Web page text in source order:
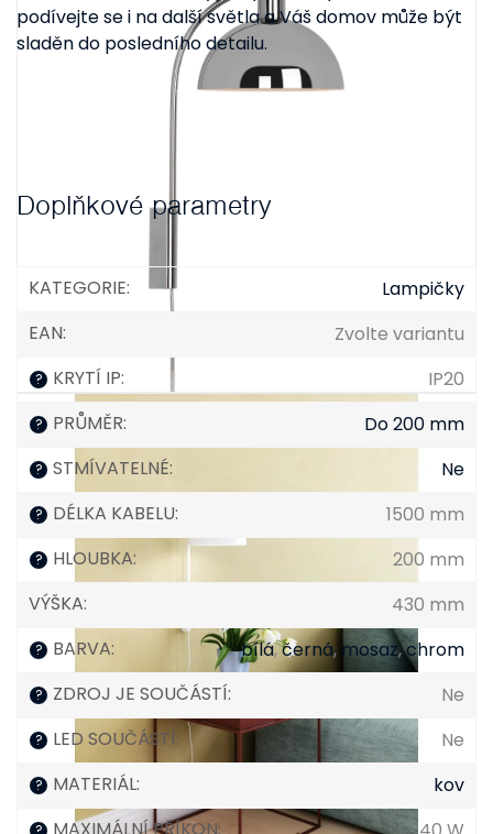
podívejte se i na další světla a Váš domov může být
sladěn do posledního detailu.
Doplňkové parametry
KATEGORIE:
Lampičky
EAN: Zvolte variantu
? KRYTÍ IP: IP20
? PRŮMĚR: Do 200 mm
? STMÍVATELNÉ: Ne
? DÉLKA KABELU: 1500 mm
? HLOUBKA:
200 mm
VÝŠKA: 430 mm
? BARVA: bílá,černá, mosaz,chrom
? ZDROJ JE SOUČÁSTÍ: Ne
? LED SOUČÁSTÍ: Ne
? MATERIÁL: kov
?